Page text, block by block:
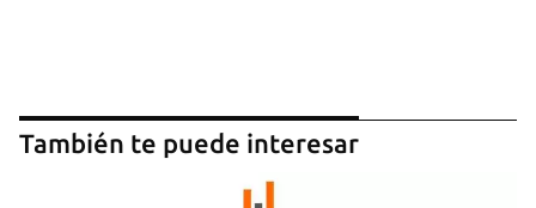
También te puede interesar